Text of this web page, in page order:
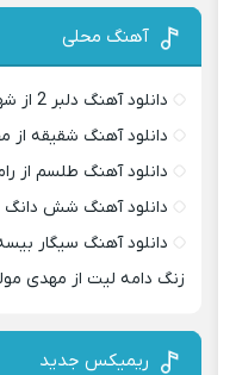
آهنگ محلی
دانلود آهنگ دلبر 2 از شهاب فالجی
دانلود آهنگ شقیقه
دانلود آهنگ طلسم از
دانلود آهنگ شش دانگ
دانلود آهنگ سیگار
زنگ دامه لیت از مهدی
ریمیکس جدید